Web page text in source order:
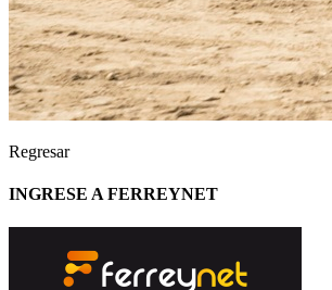
Regresar
INGRESE A FERREYNET